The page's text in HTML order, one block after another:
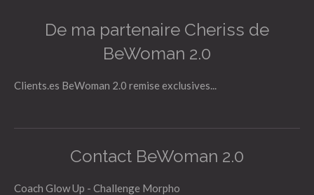
De ma partenaire Cheriss de
BeWoman 2.0
Clients.es BeWoman 2.0 remise exclusives...
Contact BeWoman 2.0
Coach Glow Up - Challenge Morpho